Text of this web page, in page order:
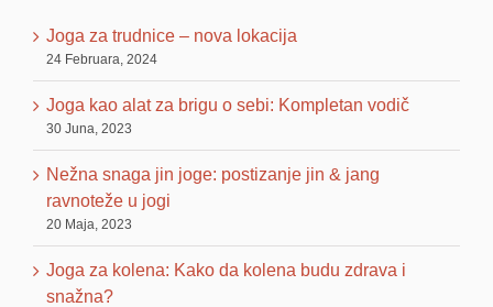
Joga za trudnice – nova lokacija
24 Februara, 2024
Joga kao alat za brigu o sebi: Kompletan vodič
30 Juna, 2023
Nežna snaga jin joge: postizanje jin & jang
ravnoteže u jogi
20 Maja, 2023
Joga za kolena: Kako da kolena budu zdrava i
snažna?